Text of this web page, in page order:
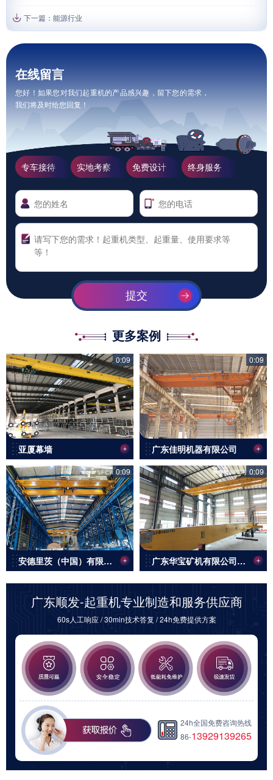
下一篇： 能源行业
在线留言
您好！如果您对我们起重机的产品感兴趣，留下您的需求，
我们将及时给您回复！
专车接待 实地考察 免费设计 终身服务
提交
更多案例
0:09
亚厦幕墙
0:09
广东佳明机器有限公司
0:09
安德里茨（中国）有限公司(QDO型欧式起重机)
0:09
广东华宝矿机有限公司（LH型双梁桥式起重机）
广东顺发-起重机专业制造和服务供应商
60s人工响应 / 30min技术答复 / 24h免费提供方案
24h全国免费咨询热线
86-13929139265